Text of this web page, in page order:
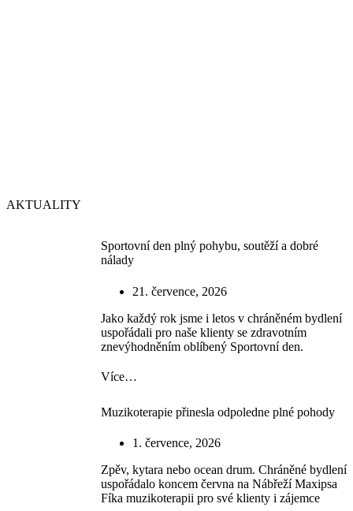
AKTUALITY
Sportovní den plný pohybu, soutěží a dobré
nálady
21. července, 2026
Jako každý rok jsme i letos v chráněném bydlení
uspořádali pro naše klienty se zdravotním
znevýhodněním oblíbený Sportovní den.
Více…
Muzikoterapie přinesla odpoledne plné pohody
1. července, 2026
Zpěv, kytara nebo ocean drum. Chráněné bydlení
uspořádalo koncem června na Nábřeží Maxipsa
Fíka muzikoterapii pro své klienty i zájemce